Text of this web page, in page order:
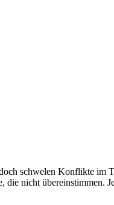
schwelen Konflikte im
nicht übereinstimmen.